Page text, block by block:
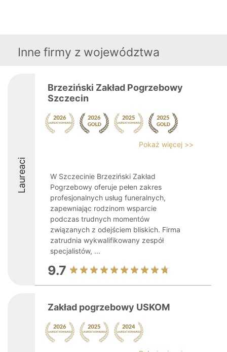
Inne firmy z województwa
Laureaci
Brzeziński Zakład Pogrzebowy
Szczecin
Pokaż więcej >>
W Szczecinie Brzeziński Zakład
Pogrzebowy oferuje pełen zakres
profesjonalnych usług funeralnych,
zapewniając rodzinom wsparcie
podczas trudnych momentów
związanych z odejściem bliskich. Firma
zatrudnia wykwalifikowany zespół
specjalistów, ...
9.7
Zakład pogrzebowy USKOM